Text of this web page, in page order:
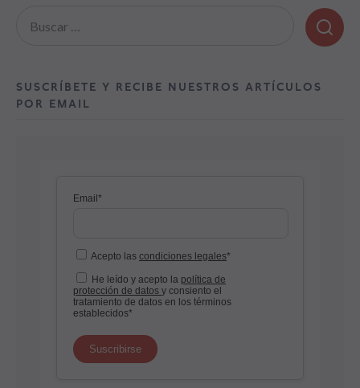
SUSCRÍBETE Y RECIBE NUESTROS ARTÍCULOS
POR EMAIL